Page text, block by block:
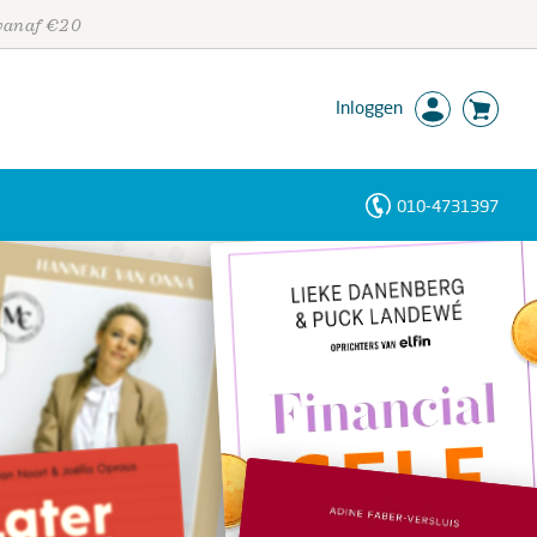
€20
Inloggen
010-4731397
Personen
Trefwoorden